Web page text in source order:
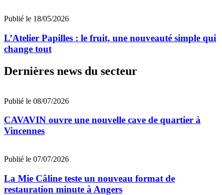
Publié le 18/05/2026
L’Atelier Papilles : le fruit, une nouveauté simple qui
change tout
Dernières news du secteur
Publié le 08/07/2026
CAVAVIN ouvre une nouvelle cave de quartier à
Vincennes
Publié le 07/07/2026
La Mie Câline teste un nouveau format de
restauration minute à Angers